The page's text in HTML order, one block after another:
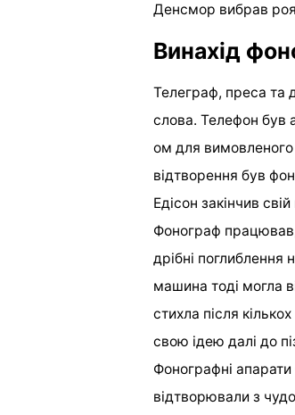
Денсмор вибрав
Винахід
Телеграф, преса та
слова. Телефон був
ом для вимовленого
відтворення був
Едісон закінчив
Фонограф
дрібні
машина тоді могла
стихла після
свою ідею далі до
Фонографні апарати
відтворювали з